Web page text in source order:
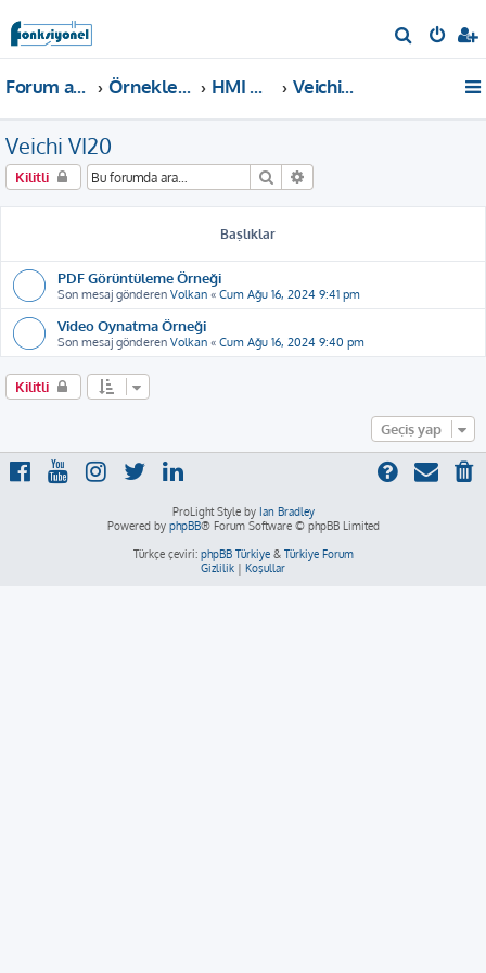
r
Forum ana sayfa Örnekler ve Dokümanlar HMI Örnekleri Veichi VI20
Veichi VI20
Kilitli Ara
Başlıklar
PDF Görüntüleme Örneği
Son mesaj gönderen Volkan « Cum Ağu 16, 2024 9:41 pm
Video Oynatma Örneği
Son mesaj gönderen Volkan « Cum Ağu 16, 2024 9:40 pm
Kilitli
Geçiş yap
ProLight Style by Ian Bradley
Powered by phpBB® Forum Software © phpBB Limited
Türkçe çeviri: phpBB Türkiye& Türkiye Forum
Gizlilik | Koşullar